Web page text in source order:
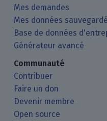
Mes demandes
Mes données
Base de données
Générateur avancé
Communauté
Contribuer
Faire un don
Devenir membre
Open source